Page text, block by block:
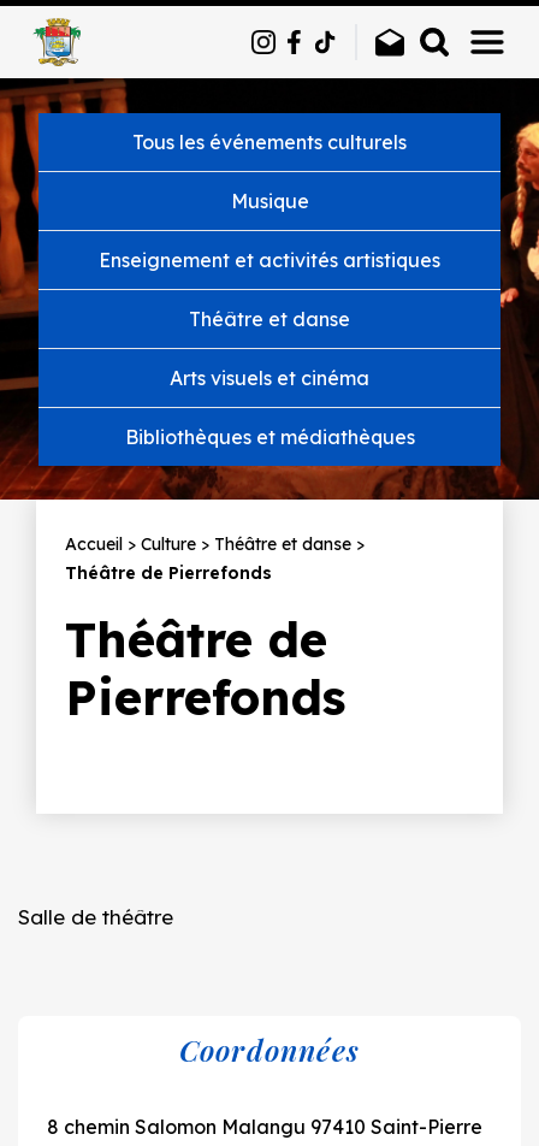
Tous les événements culturels
Musique
Enseignement et activités artistiques
Théâtre et danse
Arts visuels et cinéma
Bibliothèques et médiathèques
Fil
d'Ariane
Accueil Culture
Théâtre et danse
Théâtre de Pierrefonds
Théâtre de
Pierrefonds
Salle de théâtre
Coordonnées
8 chemin Salomon Malangu 97410 Saint-Pierre
Panneau de gestion des cookies